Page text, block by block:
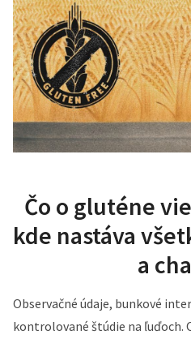
Čo o gluténe
kde nastáva
a
Observačné údaje, bunkové
kontrolované štúdie na ľuďoch.